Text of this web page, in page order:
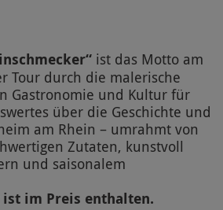
ist das Motto am
Tour durch die malerische
Gastronomie und Kultur für
über die Geschichte und
am Rhein – umrahmt von
Zutaten, kunstvoll
und saisonalem
im Preis enthalten.